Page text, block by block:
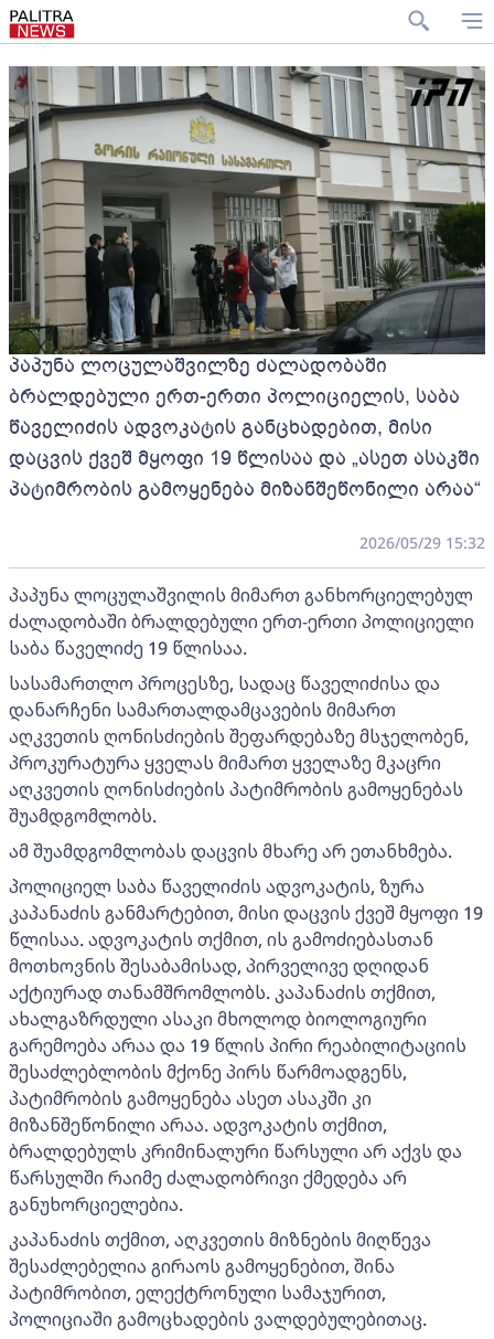
პაპუნა ლოცულაშვილზე ძალადობაში
ბრალდებული ერთ-ერთი პოლიციელის, საბა
წაველიძის ადვოკატის განცხადებით, მისი
დაცვის ქვეშ მყოფი 19 წლისაა და „ასეთ ასაკში
პატიმრობის გამოყენება მიზანშეწონილი არაა“
2026/05/29 15:32
პაპუნა ლოცულაშვილის მიმართ განხორციელებულ
ძალადობაში ბრალდებული ერთ-ერთი პოლიციელი
საბა წაველიძე 19 წლისაა.
სასამართლო პროცესზე, სადაც წაველიძისა და
დანარჩენი სამართალდამცავების მიმართ
აღკვეთის ღონისძიების შეფარდებაზე მსჯელობენ,
პროკურატურა ყველას მიმართ ყველაზე მკაცრი
აღკვეთის ღონისძიების პატიმრობის გამოყენებას
შუამდგომლობს.
ამ შუამდგომლობას დაცვის მხარე არ ეთანხმება.
პოლიციელ საბა წაველიძის ადვოკატის, ზურა
კაპანაძის განმარტებით, მისი დაცვის ქვეშ მყოფი 19
წლისაა. ადვოკატის თქმით, ის გამოძიებასთან
მოთხოვნის შესაბამისად, პირველივე დღიდან
აქტიურად თანამშრომლობს. კაპანაძის თქმით,
ახალგაზრდული ასაკი მხოლოდ ბიოლოგიური
გარემოება არაა და 19 წლის პირი რეაბილიტაციის
შესაძლებლობის მქონე პირს წარმოადგენს,
პატიმრობის გამოყენება ასეთ ასაკში კი
მიზანშეწონილი არაა. ადვოკატის თქმით,
ბრალდებულს კრიმინალური წარსული არ აქვს და
წარსულში რაიმე ძალადობრივი ქმედება არ
განუხორციელებია.
კაპანაძის თქმით, აღკვეთის მიზნების მიღწევა
შესაძლებელია გირაოს გამოყენებით, შინა
პატიმრობით, ელექტრონული სამაჯურით,
პოლიციაში გამოცხადების ვალდებულებითაც.